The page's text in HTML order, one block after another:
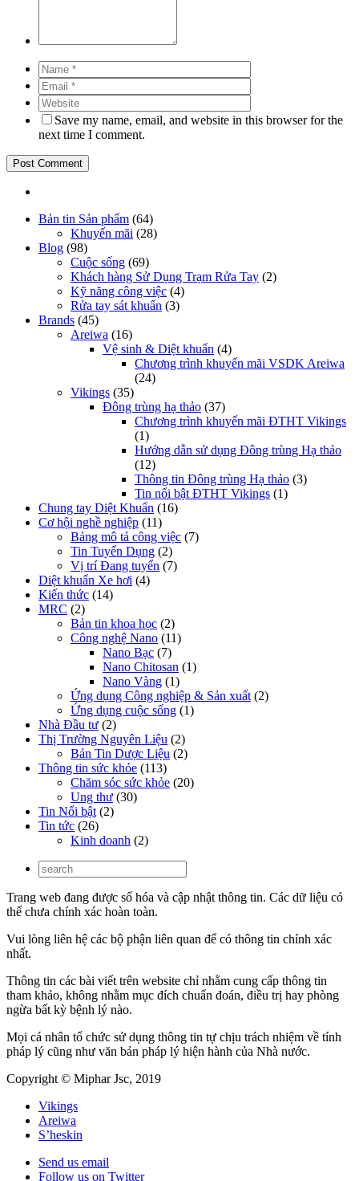
Save my name, email, and website in this browser for the
next time I comment.
Bản tin Sản phẩm (64)
Khuyến mãi (28)
Blog (98)
Cuộc sống (69)
Khách hàng Sử Dụng Trạm Rửa Tay (2)
Kỹ năng công việc (4)
Rửa tay sát khuẩn (3)
Brands (45)
Areiwa (16)
Vệ sinh & Diệt khuẩn (4)
Chương trình khuyến mãi VSDK Areiwa
(24)
Vikings (35)
Đông trùng hạ thảo (37)
Chương trình khuyến mãi ĐTHT Vikings
(1)
Hướng dẫn sử dụng Đông trùng Hạ thảo
(12)
Thông tin Đông trùng Hạ thảo (3)
Tin nổi bật ĐTHT Vikings (1)
Chung tay Diệt Khuẩn (16)
Cơ hội nghề nghiệp (11)
Bảng mô tả công việc (7)
Tin Tuyển Dụng (2)
Vị trí Đang tuyển (7)
Diệt khuẩn Xe hơi (4)
Kiến thức (14)
MRC (2)
Bản tin khoa học (2)
Công nghệ Nano (11)
Nano Bạc (7)
Nano Chitosan (1)
Nano Vàng (1)
Ứng dụng Công nghiệp & Sản xuất (2)
Ứng dụng cuộc sống (1)
Nhà Đầu tư (2)
Thị Trường Nguyên Liệu (2)
Bản Tin Dược Liệu (2)
Thông tin sức khỏe (113)
Chăm sóc sức khỏe (20)
Ung thư (30)
Tin Nổi bật (2)
Tin tức (26)
Kinh doanh (2)
Trang web đang được số hóa và cập nhật thông tin. Các dữ liệu có
thể chưa chính xác hoàn toàn.
Vui lòng liên hệ các bộ phận liên quan để có thông tin chính xác
nhất.
Thông tin các bài viết trên website chỉ nhằm cung cấp thông tin
tham khảo, không nhằm mục đích chuẩn đoán, điều trị hay phòng
ngừa bất kỳ bệnh lý nào.
Mọi cá nhân tổ chức sử dụng thông tin tự chịu trách nhiệm về tính
pháp lý cũng như văn bản pháp lý hiện hành của Nhà nước.
Copyright © Miphar Jsc, 2019
Vikings
Areiwa
S’heskin
Send us email
Follow us on Twitter